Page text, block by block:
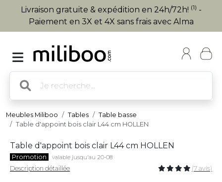
Livraison gratuite & expédition en 24h/72h! (1) -
Paiement en 3X et 4X sans frais avec Alma
Meubles Miliboo Tables
Table basse
Table d'appoint bois clair L44 cm HOLLEN
Table d'appoint bois clair L44 cm HOLLEN
Promotion valable jusqu'au 20-08
Description détaillée (7 avis)